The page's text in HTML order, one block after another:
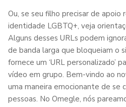
Ou, se seu filho precisar de apoio
identidade LGBTQ+, veja
Alguns desses URLs podem
de banda larga que bloqueiam o
fornece um ‘URL personalizado’
vídeo em grupo. Bem-vindo ao
uma maneira emocionante de se
pessoas. No Omegle, nós